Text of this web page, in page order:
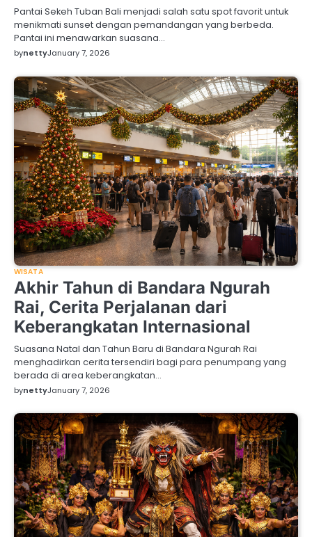
Pantai Sekeh Tuban Bali menjadi salah satu spot favorit untuk
menikmati sunset dengan pemandangan yang berbeda.
Pantai ini menawarkan suasana…
bynettyJanuary 7, 2026
WISATA
Akhir Tahun di Bandara Ngurah
Rai, Cerita Perjalanan dari
Keberangkatan Internasional
Suasana Natal dan Tahun Baru di Bandara Ngurah Rai
menghadirkan cerita tersendiri bagi para penumpang yang
berada di area keberangkatan…
bynettyJanuary 7, 2026